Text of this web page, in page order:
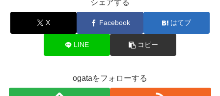
シェアする
X Facebook はてブ
LINE コピー
ogataをフォローする